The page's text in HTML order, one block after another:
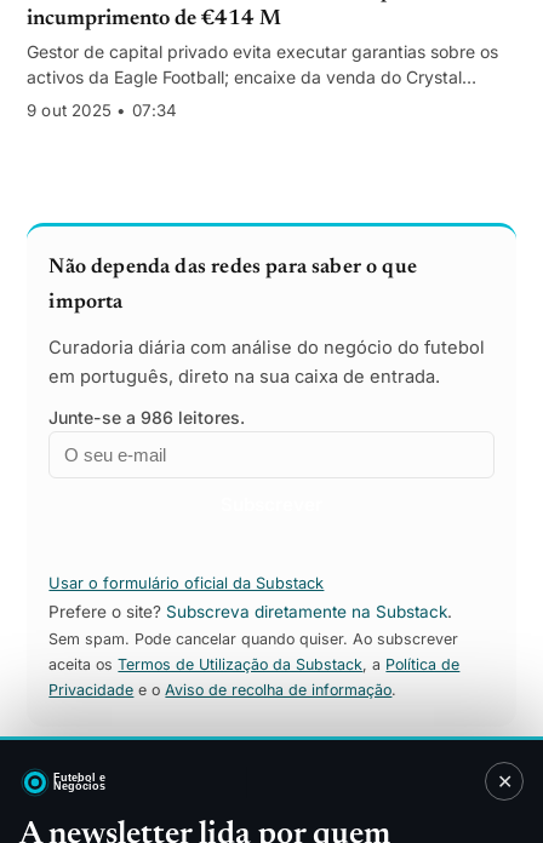
incumprimento de €414 M
Gestor de capital privado evita executar garantias sobre os
activos da Eagle Football; encaixe da venda do Crystal
Palace foi canalizado para a dívida
9 out 2025 • 07:34
✕
A newsletter lida por quem
Não dependa das redes para saber o que
importa
Curadoria diária com análise do negócio do futebol
em português, direto na sua caixa de entrada.
Junte-se a 986 leitores.
Email
Empresa
Usar o formulário oficial da Substack
Prefere o site?Subscreva diretamente na Substack.
Sem spam. Pode cancelar quando quiser. Ao subscrever
aceita osTermos de Utilização da Substack, a Política de
Privacidade e oAviso de recolha de informação.
Sitemap